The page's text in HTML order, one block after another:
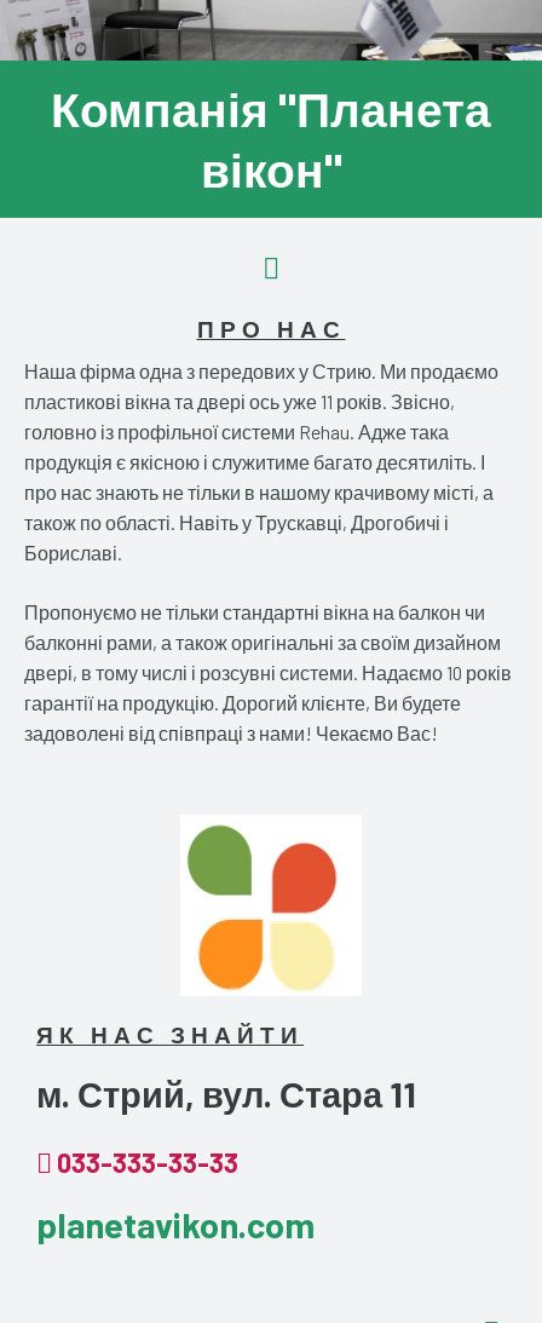
Компанія "Планета
вікон"
ПРО НАС
Наша фірма одна з передових у Стрию. Ми продаємо
пластикові вікна та двері ось уже 11 років. Звісно,
головно із профільної системи Rehau. Адже така
продукція є якісною і служитиме багато десятиліть. І
про нас знають не тільки в нашому крачивому місті, а
також по області. Навіть у Трускавці, Дрогобичі і
Бориславі.
Пропонуємо не тільки стандартні вікна на балкон чи
балконні рами, а також оригінальні за своїм дизайном
двері, в тому числі і розсувні системи. Надаємо 10 років
гарантії на продукцію. Дорогий клієнте, Ви будете
задоволені від співпраці з нами! Чекаємо Вас!
ЯК НАС ЗНАЙТИ
м. Стрий, вул. Стара 11
033-333-33-33
planetavikon.com